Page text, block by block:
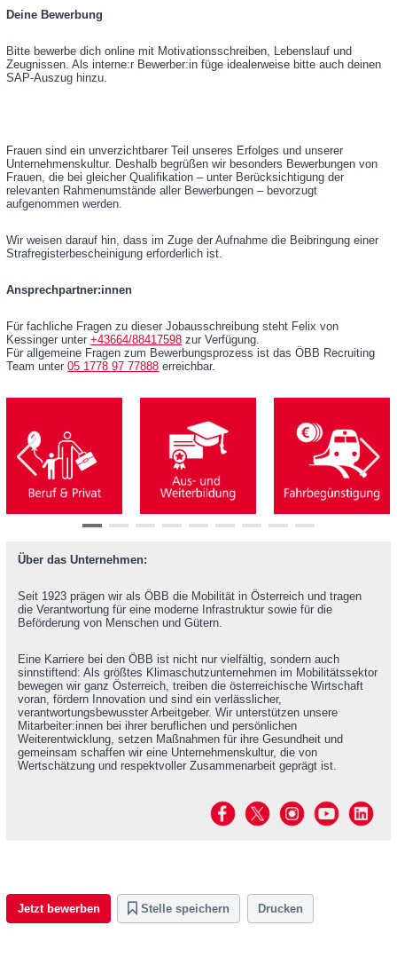
Deine Bewerbung
Bitte bewerbe dich online mit Motivationsschreiben, Lebenslauf und
Zeugnissen. Als interne:r Bewerber:in füge idealerweise bitte auch deinen
SAP-Auszug hinzu.
Frauen sind ein unverzichtbarer Teil unseres Erfolges und unserer
Unternehmenskultur. Deshalb begrüßen wir besonders Bewerbungen von
Frauen, die bei gleicher Qualifikation – unter Berücksichtigung der
relevanten Rahmenumstände aller Bewerbungen – bevorzugt
aufgenommen werden.
Wir weisen darauf hin, dass im Zuge der Aufnahme die Beibringung einer
Strafregisterbescheinigung erforderlich ist.
Ansprechpartner:innen
Für fachliche Fragen zu dieser Jobausschreibung steht Felix von
Kessinger unter+43664/88417598 zur Verfügung.
Für allgemeine Fragen zum Bewerbungsprozess ist das ÖBB Recruiting
Team unter05 1778 97 77888 erreichbar.
Über das Unternehmen:
Seit 1923 prägen wir als ÖBB die Mobilität in Österreich und tragen
die Verantwortung für eine moderne Infrastruktur sowie für die
Beförderung von Menschen und Gütern.
Eine Karriere bei den ÖBB ist nicht nur vielfältig, sondern auch
sinnstiftend: Als größtes Klimaschutzunternehmen im Mobilitätssektor
bewegen wir ganz Österreich, treiben die österreichische Wirtschaft
voran, fördern Innovation und sind ein verlässlicher,
verantwortungsbewusster Arbeitgeber. Wir unterstützen unsere
Mitarbeiter:innen bei ihrer beruflichen und persönlichen
Weiterentwicklung, setzen Maßnahmen für ihre Gesundheit und
gemeinsam schaffen wir eine Unternehmenskultur, die von
Wertschätzung und respektvoller Zusammenarbeit geprägt ist.
Jetzt bewerben Stelle speichern Drucken